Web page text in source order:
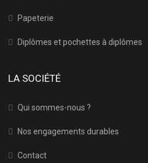
Papeterie
Diplômes et pochettes à diplômes
LA SOCIÉTÉ
Qui sommes-nous ?
Nos engagements durables
Contact